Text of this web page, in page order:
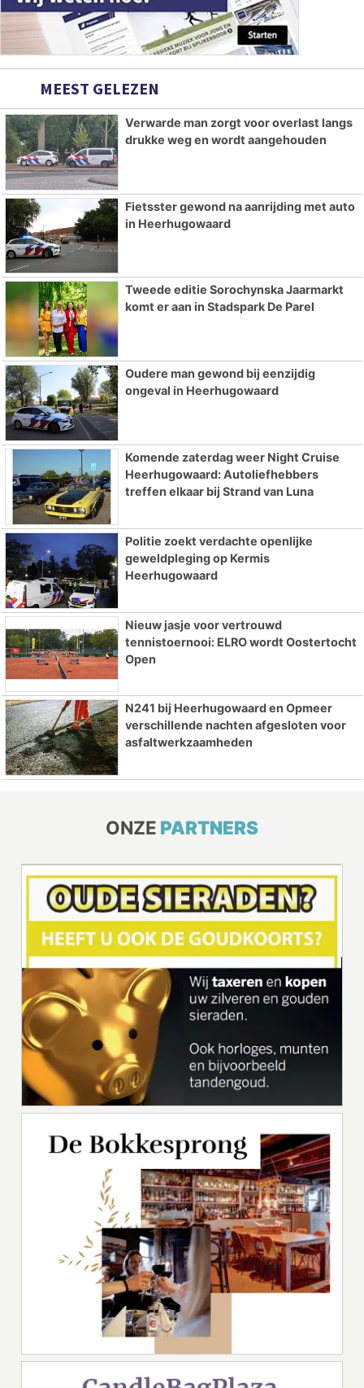
MEEST GELEZEN
Verwarde man zorgt voor overlast langs
drukke weg en wordt aangehouden
Fietsster gewond na aanrijding met auto
in Heerhugowaard
Tweede editie Sorochynska Jaarmarkt
komt er aan in Stadspark De Parel
Oudere man gewond bij eenzijdig
ongeval in Heerhugowaard
Komende zaterdag weer Night Cruise
Heerhugowaard: Autoliefhebbers
treffen elkaar bij Strand van Luna
Politie zoekt verdachte openlijke
geweldpleging op Kermis
Heerhugowaard
Nieuw jasje voor vertrouwd
tennistoernooi: ELRO wordt Oostertocht
Open
N241 bij Heerhugowaard en Opmeer
verschillende nachten afgesloten voor
asfaltwerkzaamheden
ONZE PARTNERS